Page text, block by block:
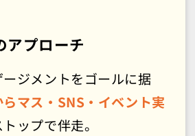
アプローチ
ジメントをゴールに据
マス・SNS・イベント実
ップで伴走。